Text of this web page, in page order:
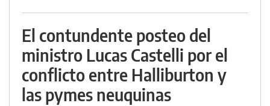
El contundente posteo del
ministro Lucas Castelli por el
conflicto entre Halliburton y
las pymes neuquinas